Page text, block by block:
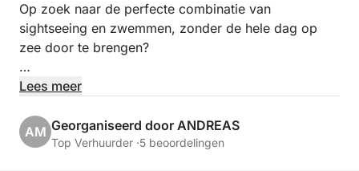
Op zoek naar de perfecte combinatie van
sightseeing en zwemmen, zonder de hele dag op
zee door te brengen?
Deze 4 uur durende privécruise aan boord van de
dag, ontworpen om het beste van de oostkust van
Cyprus in comfort en stijl te laten zien.
Lees meer
AM Georganiseerd door ANDREAS
Top Verhuurder ·5 beoordelingen